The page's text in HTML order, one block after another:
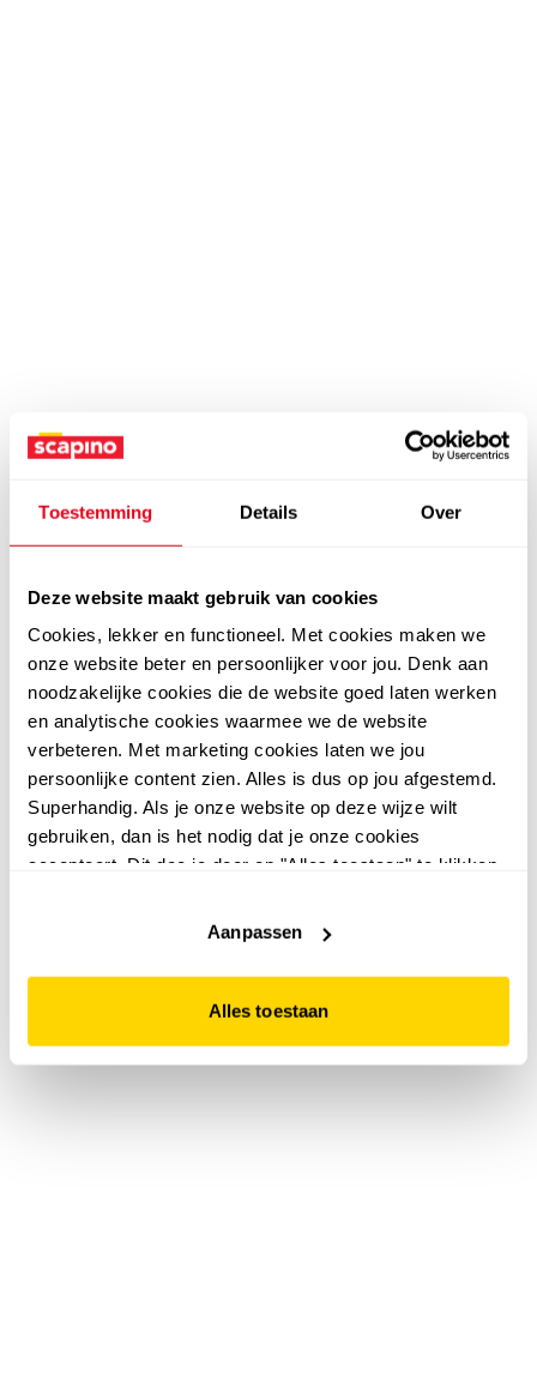
Toestemming Details Over
Deze website maakt gebruik van cookies
Cookies, lekker en functioneel. Met cookies maken we
onze website beter en persoonlijker voor jou. Denk aan
noodzakelijke cookies die de website goed laten werken
en analytische cookies waarmee we de website
verbeteren. Met marketing cookies laten we jou
persoonlijke content zien. Alles is dus op jou afgestemd.
Superhandig. Als je onze website op deze wijze wilt
gebruiken, dan is het nodig dat je onze cookies
accepteert. Dit doe je door op "Alles toestaan" te klikken.
website niet optimaal functioneert.
Aanpassen
Alles toestaan